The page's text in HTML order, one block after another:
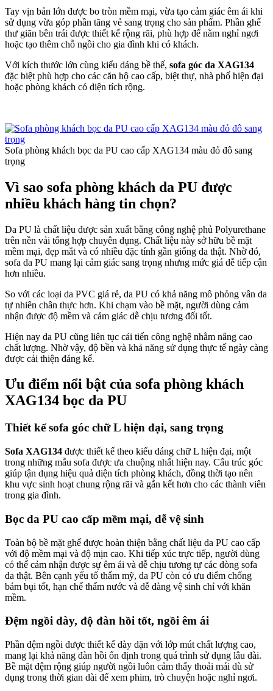
Tay vịn bản lớn được bo tròn mềm mại, vừa tạo cảm giác êm ái khi
sử dụng vừa góp phần tăng vẻ sang trọng cho sản phẩm. Phần ghế
thư giãn bên trái được thiết kế rộng rãi, phù hợp để nằm nghỉ ngơi
hoặc tạo thêm chỗ ngồi cho gia đình khi có khách.
Với kích thước lớn cùng kiểu dáng bề thế, sofa góc da XAG134
đặc biệt phù hợp cho các căn hộ cao cấp, biệt thự, nhà phố hiện đại
hoặc phòng khách có diện tích rộng.
Sofa phòng khách bọc da PU cao cấp XAG134 màu đỏ đô sang
trọng
Vì sao sofa phòng khách da PU được
nhiều khách hàng tin chọn?
Da PU là chất liệu được sản xuất bằng công nghệ phủ Polyurethane
trên nền vải tổng hợp chuyên dụng. Chất liệu này sở hữu bề mặt
mềm mại, đẹp mắt và có nhiều đặc tính gần giống da thật. Nhờ đó,
sofa da PU mang lại cảm giác sang trọng nhưng mức giá dễ tiếp cận
hơn nhiều.
So với các loại da PVC giá rẻ, da PU có khả năng mô phỏng vân da
tự nhiên chân thực hơn. Khi chạm vào bề mặt, người dùng cảm
nhận được độ mềm và cảm giác dễ chịu tương đối tốt.
Hiện nay da PU cũng liên tục cải tiến công nghệ nhằm nâng cao
chất lượng. Nhờ vậy, độ bền và khả năng sử dụng thực tế ngày càng
được cải thiện đáng kể.
Ưu điểm nổi bật của sofa phòng khách
XAG134 bọc da PU
Thiết kế sofa góc chữ L hiện đại, sang trọng
Sofa XAG134 được thiết kế theo kiểu dáng chữ L hiện đại, một
trong những mẫu sofa được ưa chuộng nhất hiện nay. Cấu trúc góc
giúp tận dụng hiệu quả diện tích phòng khách, đồng thời tạo nên
khu vực sinh hoạt chung rộng rãi và gắn kết hơn cho các thành viên
trong gia đình.
Bọc da PU cao cấp mềm mại, dễ vệ sinh
Toàn bộ bề mặt ghế được hoàn thiện bằng chất liệu da PU cao cấp
với độ mềm mại và độ mịn cao. Khi tiếp xúc trực tiếp, người dùng
có thể cảm nhận được sự êm ái và dễ chịu tương tự các dòng sofa
da thật. Bên cạnh yếu tố thẩm mỹ, da PU còn có ưu điểm chống
bám bụi tốt, hạn chế thấm nước và dễ dàng vệ sinh chỉ với khăn
mềm.
Đệm ngồi dày, độ đàn hồi tốt, ngồi êm ái
Phần đệm ngồi được thiết kế dày dặn với lớp mút chất lượng cao,
mang lại khả năng đàn hồi ổn định trong quá trình sử dụng lâu dài.
Bề mặt đệm rộng giúp người ngồi luôn cảm thấy thoải mái dù sử
dụng trong thời gian dài để xem phim, trò chuyện hoặc nghỉ ngơi.